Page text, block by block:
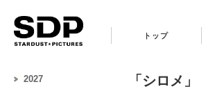
トップ
2027
「シロメ」